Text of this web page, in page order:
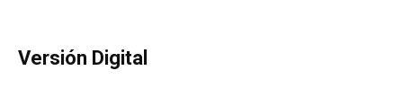
Versión Digital